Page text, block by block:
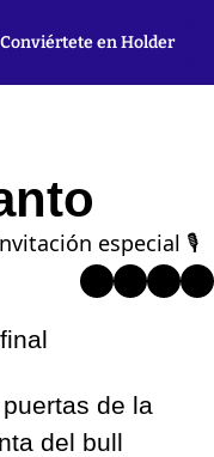
Autores
Conviértete en Holder
especial 🎙️
de la
del bull